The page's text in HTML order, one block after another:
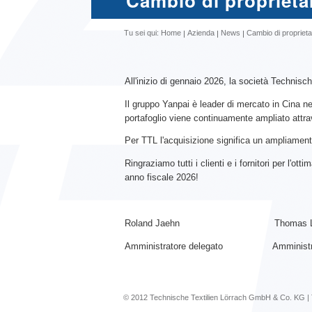
Tu sei qui: Home Azienda News Cambio di
All'inizio di gennaio 2026, la società
Il gruppo Yanpai è leader di mercato in Cina
portafoglio viene continuamente ampliato
Per TTL l'acquisizione significa un
Ringraziamo tutti i clienti e i fornitori per
anno fiscale 2026!
Roland Jaehn Thomas
Amministratore delegato
© 2012 Technische Textilien Lörrach GmbH & Co. KG